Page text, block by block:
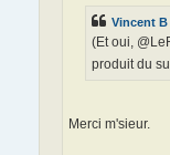
Vincent B
(Et oui,
produit du
Merci m'sieur.